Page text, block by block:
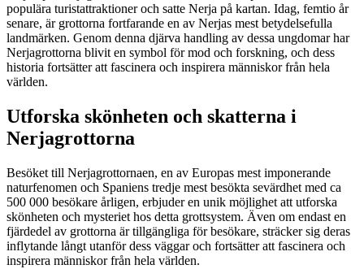
populära turistattraktioner och satte Nerja på kartan. Idag, femtio år
senare, är grottorna fortfarande en av Nerjas mest betydelsefulla
landmärken. Genom denna djärva handling av dessa ungdomar har
Nerjagrottorna blivit en symbol för mod och forskning, och dess
historia fortsätter att fascinera och inspirera människor från hela
världen.
Utforska skönheten och skatterna i
Nerjagrottorna
Besöket till Nerjagrottornaen, en av Europas mest imponerande
naturfenomen och Spaniens tredje mest besökta sevärdhet med ca
500 000 besökare årligen, erbjuder en unik möjlighet att utforska
skönheten och mysteriet hos detta grottsystem. Även om endast en
fjärdedel av grottorna är tillgängliga för besökare, sträcker sig deras
inflytande långt utanför dess väggar och fortsätter att fascinera och
inspirera människor från hela världen.